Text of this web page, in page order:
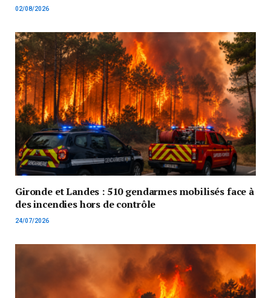
02/08/2026
Gironde et Landes : 510 gendarmes mobilisés face à
des incendies hors de contrôle
24/07/2026